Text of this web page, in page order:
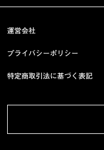
運営会社
プライバシーポリシー
特定商取引法に基づく表記